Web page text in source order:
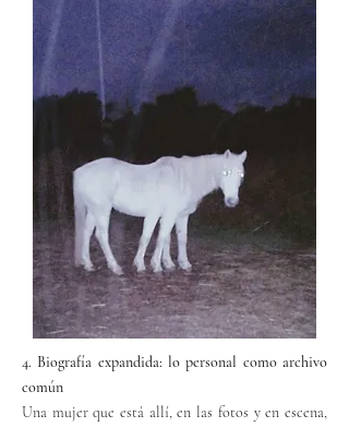
4. Biografía expandida: lo personal como archivo
común
Una mujer que está allí, en las fotos y en escena,